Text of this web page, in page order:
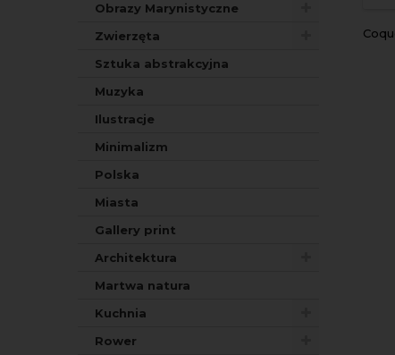
Obrazy Marynistyczne
Zwierzęta
Sztuka abstrakcyjna
Muzyka
Ilustracje
Minimalizm
Polska
Miasta
Gallery print
Architektura
Martwa natura
Kuchnia
Rower